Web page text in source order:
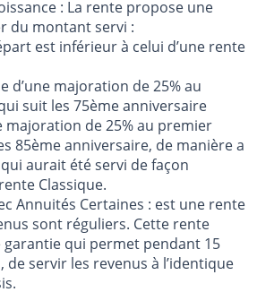
: La rente propose une
du montant servi :
est inférieur à celui d’une rente
d’une majoration de 25% au
suit les 75ème anniversaire
majoration de 25% au premier
85ème anniversaire, de manière a
aurait été servi de façon
Classique.
Annuités Certaines : est une rente
sont réguliers. Cette rente
garantie qui permet pendant 15
de servir les revenus à l’identique